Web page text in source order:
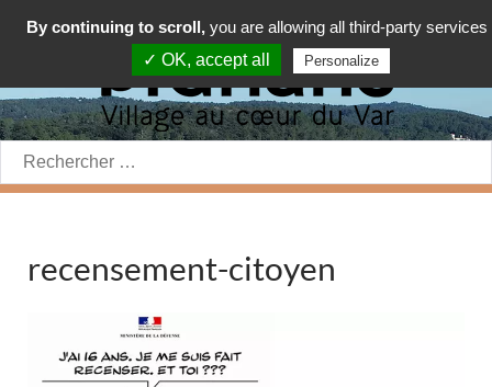
Rechercher:
recensement-citoyen
By continuing to scroll, you are allowing all third-party services
✓ OK, accept all
Personalize